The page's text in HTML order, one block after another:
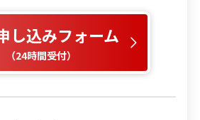
し込みフォーム
（24時間受付）